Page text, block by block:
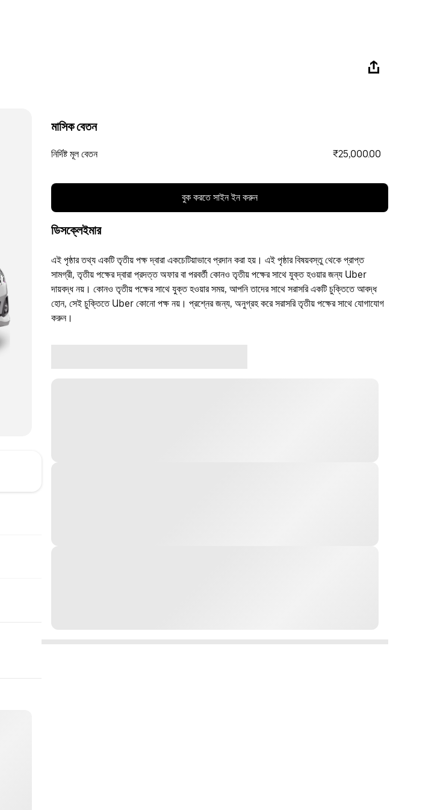
মাসিক বেতন
নির্দিষ্ট মূল বেতন ₹25,000.00
বুক করতে সাইন ইন করুন
ডিসক্লেইমার
এই পৃষ্ঠার তথ্য একটি তৃতীয় পক্ষ দ্বারা একচেটিয়াভাবে প্রদান করা হয়। এই পৃষ্ঠার বিষয়বস্তু থেকে প্রাপ্ত
সামগ্রী, তৃতীয় পক্ষের দ্বারা প্রদত্ত অফার বা পরবর্তী কোনও তৃতীয় পক্ষের সাথে যুক্ত হওয়ার জন্য Uber
দায়বদ্ধ নয়। কোনও তৃতীয় পক্ষের সাথে যুক্ত হওয়ার সময়, আপনি তাদের সাথে সরাসরি একটি চুক্তিতে আবদ্ধ
হোন, সেই চুক্তিতে Uber কোনো পক্ষ নয়। প্রশ্নের জন্য, অনুগ্রহ করে সরাসরি তৃতীয় পক্ষের সাথে যোগাযোগ
করুন।